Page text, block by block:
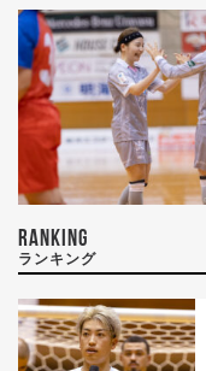
RANKING
ランキング